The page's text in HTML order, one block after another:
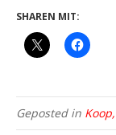
SHAREN MIT:
Geposted in